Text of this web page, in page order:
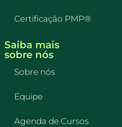
Certificação PMP®
Saiba mais
sobre nós
Sobre nós
Equipe
Agenda de Cursos